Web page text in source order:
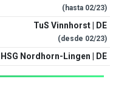
(hasta 02/23)
TuS Vinnhorst | DE
(desde 02/23)
HSG Nordhorn-Lingen | DE